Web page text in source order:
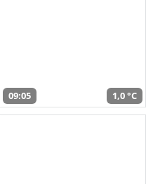
09:05 1,0 °C